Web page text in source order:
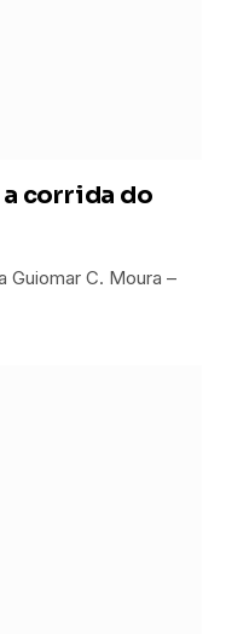
a corrida do
Guiomar C. Moura –